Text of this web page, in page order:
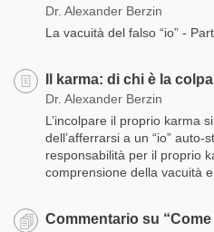
Dr. Alexander Berzin
La vacuità del falso “io” -
Il karma: di chi è la
Dr. Alexander Berzin
L’incolpare il proprio karma
dell’afferrarsi a un “io” auto-
responsabilità per il proprio
comprensione della vacuità
Commentario su